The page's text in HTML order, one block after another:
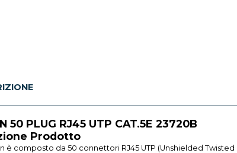
50 PLUG RJ45 UTP CAT.5E 23720B
Prodotto
è composto da 50 connettori RJ45 UTP (Unshielded